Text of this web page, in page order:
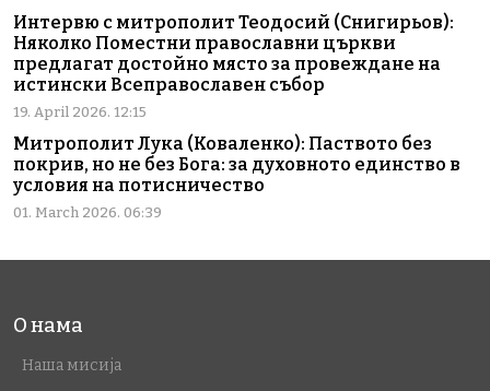
Интервю с митрополит Теодосий (Снигирьов):
Няколко Поместни православни църкви
предлагат достойно място за провеждане на
истински Всеправославен събор
19. April 2026. 12:15
Митрополит Лука (Коваленко): Паството без
покрив, но не без Бога: за духовното единство в
условия на потисничество
01. March 2026. 06:39
О нама
Наша мисија